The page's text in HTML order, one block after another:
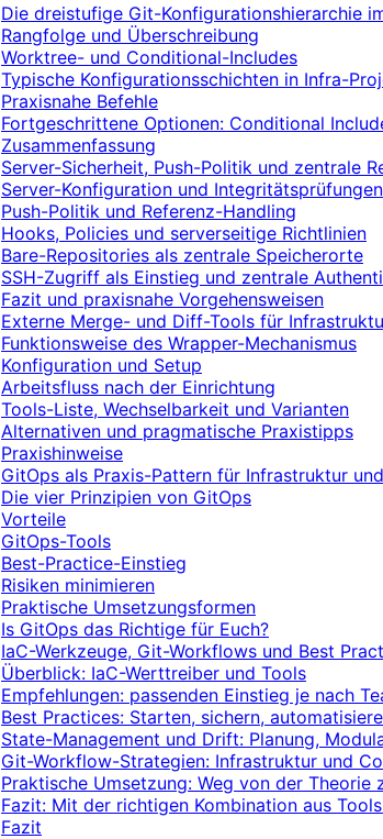
Die dreistufige Git-Konfigurationshierarchie
Rangfolge und Überschreibung
Worktree- und Conditional-Includes
Typische Konfigurationsschichten in Infra-
Praxisnahe Befehle
Fortgeschrittene Optionen: Conditional
Zusammenfassung
Server-Sicherheit, Push-Politik und zentrale
Server-Konfiguration und Integritätsprüfungen
Push-Politik und Referenz-Handling
Hooks, Policies und serverseitige Richtlinien
Bare-Repositories als zentrale Speicherorte
SSH-Zugriff als Einstieg und zentrale
Fazit und praxisnahe Vorgehensweisen
Externe Merge- und Diff-Tools für
Funktionsweise des Wrapper-Mechanismus
Konfiguration und Setup
Arbeitsfluss nach der Einrichtung
Tools-Liste, Wechselbarkeit und Varianten
Alternativen und pragmatische Praxistipps
Praxishinweise
GitOps als Praxis-Pattern für Infrastruktur
Die vier Prinzipien von GitOps
Vorteile
GitOps-Tools
Best-Practice-Einstieg
Risiken minimieren
Praktische Umsetzungsformen
Is GitOps das Richtige für Euch?
IaC-Werkzeuge, Git-Workflows und Best
Überblick: IaC-Werttreiber und Tools
Empfehlungen: passenden Einstieg je nach
Best Practices: Starten, sichern,
State-Management und Drift: Planung,
Git-Workflow-Strategien: Infrastruktur und
Praktische Umsetzung: Weg von der Theorie
Fazit: Mit der richtigen Kombination aus
Fazit